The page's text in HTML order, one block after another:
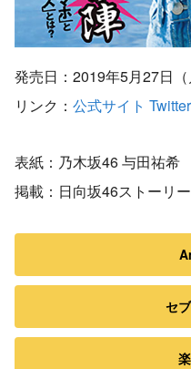
発売日：2019年5月27日（
リンク： 公式サイト Twitter
表紙：乃木坂46 与田祐希
掲載：日向坂46ストーリー
セ